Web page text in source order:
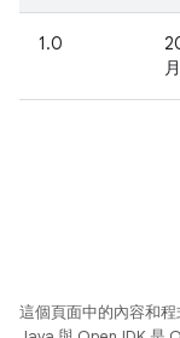
1.0
這個頁面中的內容和